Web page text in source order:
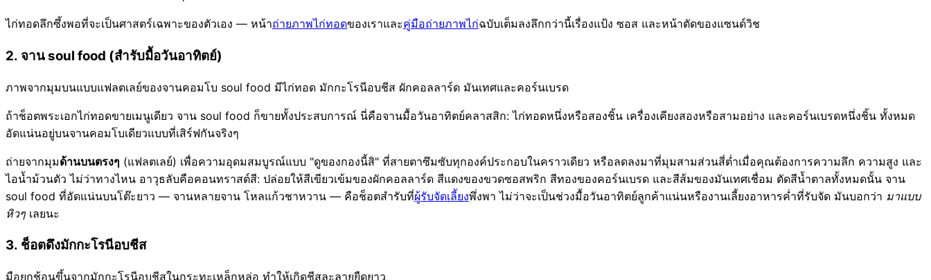
ไก่ทอดลึกซึ้งพอที่จะเป็นศาสตร์เฉพาะของตัวเอง — หน้าถ่ายภาพไก่ทอดของเราและคู่มือถ่ายภาพไก่ฉบับเต็มลงลึกกว่านี้เรื่องแป้ง ซอส และหน้าตัดของแซนด์วิช
2. จาน soul food (สำรับมื้อวันอาทิตย์)
ภาพจากมุมบนแบบแฟลตเลย์ของจานคอมโบ soul food มีไก่ทอด มักกะโรนีอบชีส ผักคอลลาร์ด มันเทศและคอร์นเบรด
ถ้าช็อตพระเอกไก่ทอดขายเมนูเดียว จาน soul food ก็ขายทั้งประสบการณ์ นี่คือจานมื้อวันอาทิตย์คลาสสิก: ไก่ทอดหนึ่งหรือสองชิ้น เครื่องเคียงสองหรือสามอย่าง และคอร์นเบรดหนึ่งชิ้น ทั้งหมด
อัดแน่นอยู่บนจานคอมโบเดียวแบบที่เสิร์ฟกันจริงๆ
ถ่ายจากมุมด้านบนตรงๆ (แฟลตเลย์) เพื่อความอุดมสมบูรณ์แบบ "ดูของกองนี้สิ" ที่สายตาซึมซับทุกองค์ประกอบในคราวเดียว หรือลดลงมาที่มุมสามส่วนสี่ต่ำเมื่อคุณต้องการความลึก ความสูง และ
ไอน้ำม้วนตัว ไม่ว่าทางไหน อาวุธลับคือคอนทราสต์สี: ปล่อยให้สีเขียวเข้มของผักคอลลาร์ด สีแดงของขวดซอสพริก สีทองของคอร์นเบรด และสีส้มของมันเทศเชื่อม ตัดสีน้ำตาลทั้งหมดนั้น จาน
soul food ที่อัดแน่นบนโต๊ะยาว — จานหลายจาน โหลแก้วชาหวาน — คือช็อตสำรับที่ผู้รับจัดเลี้ยงพึ่งพา ไม่ว่าจะเป็นช่วงมื้อวันอาทิตย์ลูกค้าแน่นหรืองานเลี้ยงอาหารค่ำที่รับจัด มันบอกว่า มาแบบ
หิวๆ เลยนะ
3. ช็อตดึงมักกะโรนีอบชีส
มือยกช้อนขึ้นจากมักกะโรนีอบชีสในกระทะเหล็กหล่อ ทำให้เกิดชีสละลายยืดยาว